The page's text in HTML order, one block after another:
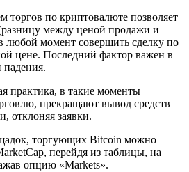
торгов по криптовалюте позволяет
между ценой продажи и
любой момент совершить сделку по
цене. Последний фактор важен в
падения.
практика, в такие моменты
прекращают вывод средств
отклоняя заявки.
торгующих Bitcoin можно
перейдя из таблицы, на
опцию «Markets».